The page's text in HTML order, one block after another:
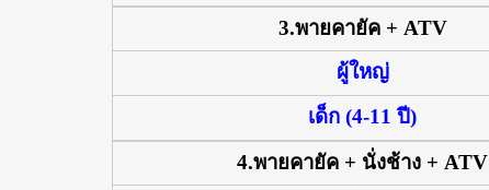
3.พายคายัค + ATV
ผู้ใหญ่
เด็ก (4-11 ปี)
4.พายคายัค + นั่งช้าง + ATV